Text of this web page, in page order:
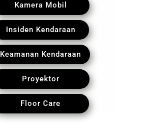
Kamera Mobil
Insiden Kendaraan
Keamanan Kendaraan
Proyektor
Floor Care